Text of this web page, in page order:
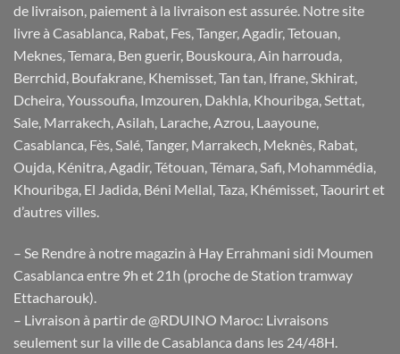
de livraison, paiement à la livraison est assurée. Notre site
livre à Casablanca, Rabat, Fes, Tanger, Agadir, Tetouan,
Meknes, Temara, Ben guerir, Bouskoura, Ain harrouda,
Berrchid, Boufakrane, Khemisset, Tan tan, Ifrane, Skhirat,
Dcheira, Youssoufia, Imzouren, Dakhla, Khouribga, Settat,
Sale, Marrakech, Asilah, Larache, Azrou, Laayoune,
Casablanca, Fès, Salé, Tanger, Marrakech, Meknès, Rabat,
Oujda, Kénitra, Agadir, Tétouan, Témara, Safi, Mohammédia,
Khouribga, El Jadida, Béni Mellal, Taza, Khémisset, Taourirt et
d’autres villes.
– Se Rendre à notre magazin à Hay Errahmani sidi Moumen
Casablanca entre 9h et 21h (proche de Station tramway
Ettacharouk).
– Livraison à partir de @RDUINO Maroc: Livraisons
seulement sur la ville de Casablanca dans les 24/48H.